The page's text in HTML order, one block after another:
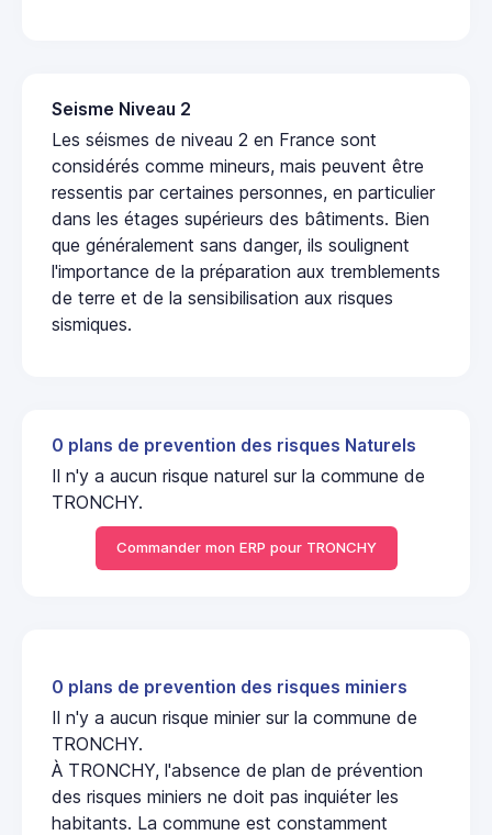
Seisme Niveau 2
Les séismes de niveau 2 en France sont
considérés comme mineurs, mais peuvent être
ressentis par certaines personnes, en particulier
dans les étages supérieurs des bâtiments. Bien
que généralement sans danger, ils soulignent
l'importance de la préparation aux tremblements
de terre et de la sensibilisation aux risques
sismiques.
0 plans de prevention des risques Naturels
Il n'y a aucun risque naturel sur la commune de
TRONCHY.
Commander mon ERP pour TRONCHY
0 plans de prevention des risques miniers
Il n'y a aucun risque minier sur la commune de
TRONCHY.
À TRONCHY, l'absence de plan de prévention
des risques miniers ne doit pas inquiéter les
habitants. La commune est constamment